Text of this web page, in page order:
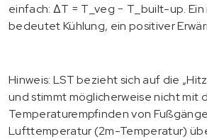
einfach: ∆T = T_veg − T_built-up.
bedeutet Kühlung, ein positiver
Hinweis: LST bezieht sich auf die
und stimmt möglicherweise nicht mit
Temperaturempfinden von
Lufttemperatur (2m-Temperatur)